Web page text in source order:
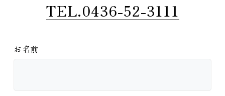
TEL.0436-52-3111
お名前